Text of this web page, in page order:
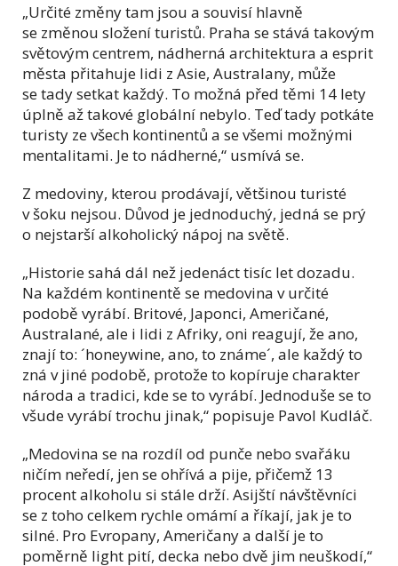
„Určité změny tam jsou a souvisí hlavně
se změnou složení turistů. Praha se stává takovým
světovým centrem, nádherná architektura a esprit
města přitahuje lidi z Asie, Australany, může
se tady setkat každý. To možná před těmi 14 lety
úplně až takové globální nebylo. Teď tady potkáte
turisty ze všech kontinentů a se všemi možnými
mentalitami. Je to nádherné,“ usmívá se.
Z medoviny, kterou prodávají, většinou turisté
v šoku nejsou. Důvod je jednoduchý, jedná se prý
o nejstarší alkoholický nápoj na světě.
„Historie sahá dál než jedenáct tisíc let dozadu.
Na každém kontinentě se medovina v určité
podobě vyrábí. Britové, Japonci, Američané,
Australané, ale i lidi z Afriky, oni reagují, že ano,
znají to: ´honeywine, ano, to známe´, ale každý to
zná v jiné podobě, protože to kopíruje charakter
národa a tradici, kde se to vyrábí. Jednoduše se to
všude vyrábí trochu jinak,“ popisuje Pavol Kudláč.
„Medovina se na rozdíl od punče nebo svařáku
ničím neředí, jen se ohřívá a pije, přičemž 13
procent alkoholu si stále drží. Asijští návštěvníci
se z toho celkem rychle omámí a říkají, jak je to
silné. Pro Evropany, Američany a další je to
poměrně light pití, decka nebo dvě jim neuškodí,“